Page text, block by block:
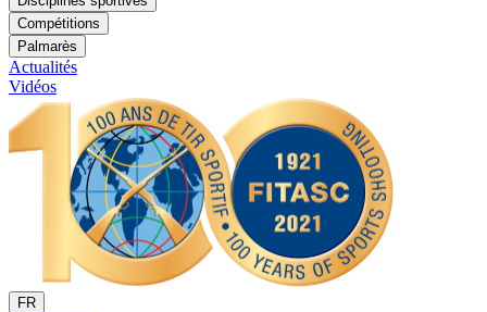
Compétitions
Palmarès
Actualités
Vidéos
FR